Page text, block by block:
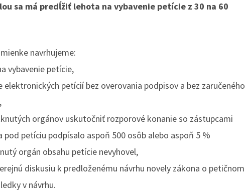
sa má predĺžiť lehota na vybavenie petície z 30 na 60
navrhujeme:
vybavenie petície,
elektronických petícií bez overovania podpisov a bez zaručeného
orgánov uskutočniť rozporové konanie so zástupcami
petíciu podpísalo aspoň 500 osôb alebo aspoň 5 %
orgán obsahu petície nevyhovel,
diskusiu k predloženému návrhu novely zákona o petičnom
v návrhu.